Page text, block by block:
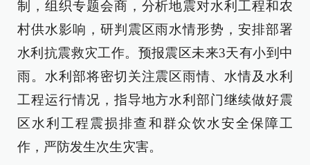
制，组织专题会商，分析地震对水利工程和农
村供水影响，研判震区雨水情形势，安排部署
水利抗震救灾工作。预报震区未来3天有小到中
雨。水利部将密切关注震区雨情、水情及水利
工程运行情况，指导地方水利部门继续做好震
区水利工程震损排查和群众饮水安全保障工
作，严防发生次生灾害。